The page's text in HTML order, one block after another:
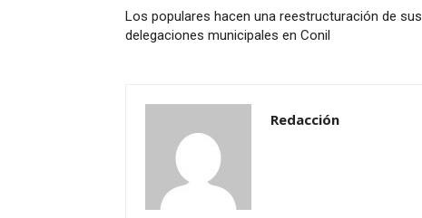
Los populares hacen una reestructuración de sus
delegaciones municipales en Conil
Redacción